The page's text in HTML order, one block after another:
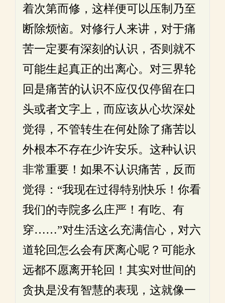
着次第而修，这样便可以压制乃至
断除烦恼。对修行人来讲，对于痛
苦一定要有深刻的认识，否则就不
可能生起真正的出离心。对三界轮
回是痛苦的认识不应仅仅停留在口
头或者文字上，而应该从心坎深处
觉得，不管转生在何处除了痛苦以
外根本不存在少许安乐。这种认识
非常重要！如果不认识痛苦，反而
觉得：“我现在过得特别快乐！你看
我们的寺院多么庄严！有吃、有
穿……”对生活这么充满信心，对六
道轮回怎么会有厌离心呢？可能永
远都不愿离开轮回！其实对世间的
贪执是没有智慧的表现，这就像一